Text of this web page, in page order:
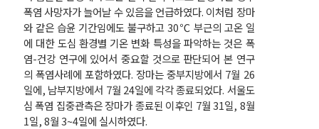
폭염 사망자가 늘어날 수 있음을 언급하였다. 이처럼 장마
와 같은 습윤 기간임에도 불구하고 30℃ 부근의 고온 일
에 대한 도심 환경별 기온 변화 특성을 파악하는 것은 폭
염-건강 연구에 있어서 중요할 것으로 판단되어 본 연구
의 폭염사례에 포함하였다. 장마는 중부지방에서 7월 26
일에, 남부지방에서 7월 24일에 각각 종료되었다. 서울도
심 폭염 집중관측은 장마가 종료된 이후인 7월 31일, 8월
1일, 8월 3~4일에 실시하였다.